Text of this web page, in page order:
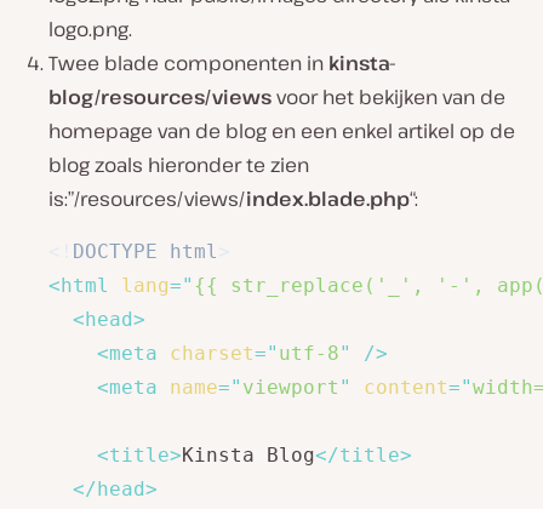
logo.png.
Twee blade componenten in kinsta-
blog/resources/viewsvoor het bekijken van de
homepage van de blog en een enkel artikel op de
blog zoals hieronder te zien
is:”/resources/views/index.blade.php“:
DOCTYPE html
<html lang=" {{ str_replace('_', '-',
<head>
<meta charset=" utf-8"
/>
<meta name=" viewport " content="
<title>Kinsta Blog</title>
</head>